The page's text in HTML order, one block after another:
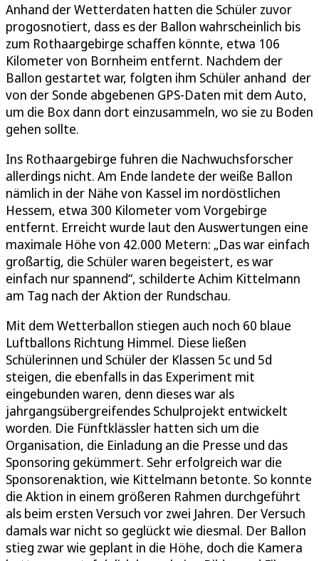
Anhand der Wetterdaten hatten die Schüler zuvor
progosnotiert, dass es der Ballon wahrscheinlich bis
zum Rothaargebirge schaffen könnte, etwa 106
Kilometer von Bornheim entfernt. Nachdem der
Ballon gestartet war, folgten ihm Schüler anhand der
von der Sonde abgebenen GPS-Daten mit dem Auto,
um die Box dann dort einzusammeln, wo sie zu Boden
gehen sollte.
Ins Rothaargebirge fuhren die Nachwuchsforscher
allerdings nicht. Am Ende landete der weiße Ballon
nämlich in der Nähe von Kassel im nordöstlichen
Hessem, etwa 300 Kilometer vom Vorgebirge
entfernt. Erreicht wurde laut den Auswertungen eine
maximale Höhe von 42.000 Metern: „Das war einfach
großartig, die Schüler waren begeistert, es war
einfach nur spannend“, schilderte Achim Kittelmann
am Tag nach der Aktion der Rundschau.
Mit dem Wetterballon stiegen auch noch 60 blaue
Luftballons Richtung Himmel. Diese ließen
Schülerinnen und Schüler der Klassen 5c und 5d
steigen, die ebenfalls in das Experiment mit
eingebunden waren, denn dieses war als
jahrgangsübergreifendes Schulprojekt entwickelt
worden. Die Fünftklässler hatten sich um die
Organisation, die Einladung an die Presse und das
Sponsoring gekümmert. Sehr erfolgreich war die
Sponsorenaktion, wie Kittelmann betonte. So konnte
die Aktion in einem größeren Rahmen durchgeführt
als beim ersten Versuch vor zwei Jahren. Der Versuch
damals war nicht so geglückt wie diesmal. Der Ballon
stieg zwar wie geplant in die Höhe, doch die Kamera